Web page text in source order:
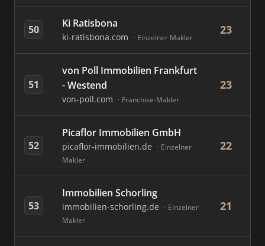
50 Ki Ratisbona
ki-ratisbona.com Einzelner Makler
23
51
von Poll Immobilien Frankfurt
- Westend
von-poll.com Franchise-Makler
23
52
Picaflor Immobilien GmbH
picaflor-immobilien.de
Einzelner
Makler
22
53
Immobilien Schorling
immobilien-schorling.de
Einzelner
Makler
21